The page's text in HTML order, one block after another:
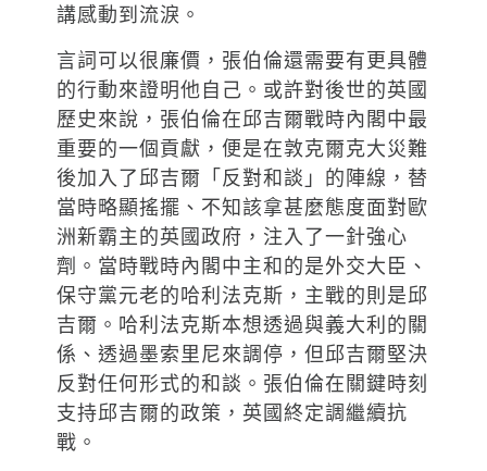
講感動到流淚。
言詞可以很廉價，張伯倫還需要有更具體
的行動來證明他自己。或許對後世的英國
歷史來說，張伯倫在邱吉爾戰時內閣中最
重要的一個貢獻，便是在敦克爾克大災難
後加入了邱吉爾「反對和談」的陣線，替
當時略顯搖擺、不知該拿甚麼態度面對歐
洲新霸主的英國政府，注入了一針強心
劑。當時戰時內閣中主和的是外交大臣、
保守黨元老的哈利法克斯，主戰的則是邱
吉爾。哈利法克斯本想透過與義大利的關
係、透過墨索里尼來調停，但邱吉爾堅決
反對任何形式的和談。張伯倫在關鍵時刻
支持邱吉爾的政策，英國終定調繼續抗
戰。